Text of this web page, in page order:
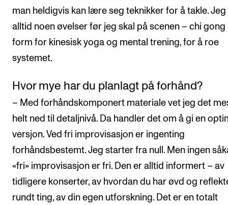
man heldigvis kan lære seg teknikker for å takle.
alltid noen øvelser før jeg skal på scenen – chi gong
form for kinesisk yoga og mental trening, for å roe
systemet.
Hvor mye har du planlagt på forhånd?
– Med forhåndskomponert materiale vet jeg det
helt ned til detaljnivå. Da handler det om å gi en
versjon. Ved fri improvisasjon er ingenting
forhåndsbestemt. Jeg starter fra null. Men ingen
«fri» improvisasjon er fri. Den er alltid informert – av
tidligere konserter, av hvordan du har øvd og
rundt ting, av din egen utforskning. Det er en totalt